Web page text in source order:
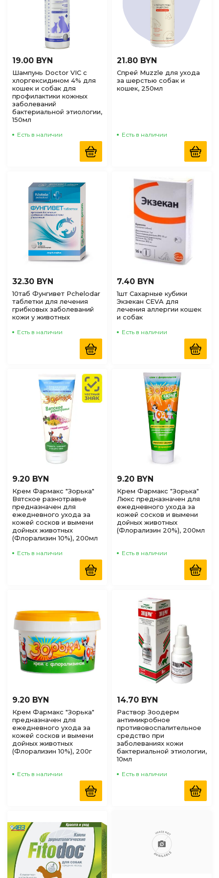
19.00 BYN
Шампунь Doctor VIC с
хлоргексидином 4% для
кошек и собак для
профилактики кожных
заболеваний
бактериальной этиологии,
150мл
Есть в наличии
21.80 BYN
Спрей Muzzle для ухода
за шерстью собак и
кошек, 250мл
Есть в наличии
32.30 BYN
10таб Фунгивет Pchelodar
таблетки для лечения
грибковых заболеваний
кожи у животных
Есть в наличии
7.40 BYN
1шт Сахарные кубики
Экзекан CEVA для
лечения аллергии кошек
и собак
Есть в наличии
9.20 BYN
Крем Фармакс "Зорька"
Вятское разнотравье
предназначен для
ежедневного ухода за
кожей сосков и вымени
дойных животных
(Флорализин 10%), 200мл
Есть в наличии
9.20 BYN
Крем Фармакс "Зорька"
Люкс предназначен для
ежедневного ухода за
кожей сосков и вымени
дойных животных
(Флорализин 20%), 200мл
Есть в наличии
9.20 BYN
Крем Фармакс "Зорька"
предназначен для
ежедневного ухода за
кожей сосков и вымени
дойных животных
(Флорализин 10%), 200г
Есть в наличии
14.70 BYN
Раствор Зоодерм
антимикробное
противовоспалительное
средство при
заболеваниях кожи
бактериальной этиологии,
10мл
Есть в наличии